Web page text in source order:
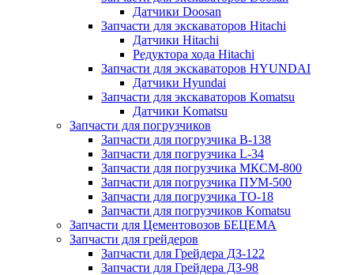
Датчики Doosan
Запчасти для экскаваторов Hitachi
Датчики Hitachi
Редуктора хода Hitachi
Запчасти для экскаваторов HYUNDAI
Датчики Hyundai
Запчасти для экскаваторов Komatsu
Датчики Komatsu
Запчасти для погрузчиков
Запчасти для погрузчика B-138
Запчасти для погрузчика L-34
Запчасти для погрузчика МКСМ-800
Запчасти для погрузчика ПУМ-500
Запчасти для погрузчика ТО-18
Запчасти для погрузчиков Komatsu
Запчасти для Цементовозов БЕЦЕМА
Запчасти для грейдеров
Запчасти для Грейдера ДЗ-122
Запчасти для Грейдера ДЗ-98